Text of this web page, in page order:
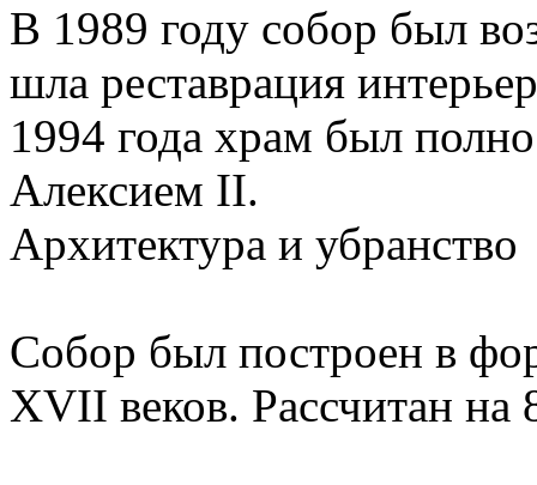
В 1989 году собор был
шла реставрация
1994 года храм был
Алексием II.
Архитектура и убранство
Собор был построен в
XVII веков. Рассчитан на